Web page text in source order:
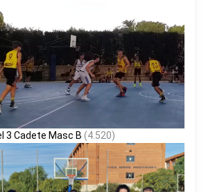
3 Cadete Masc B (4.520)